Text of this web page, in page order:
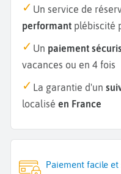
Un service de
performant plébiscité
Un paiement
vacances ou en 4 fois
La garantie d'un
localisé en France
Paiement facile et